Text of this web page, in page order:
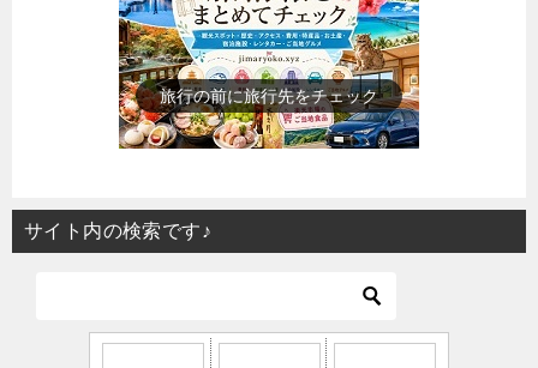
歴史上の人物を動画で勉強
サイト内の検索です♪